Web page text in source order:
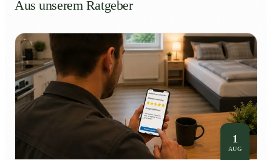
Aus unserem Ratgeber
1
AUG